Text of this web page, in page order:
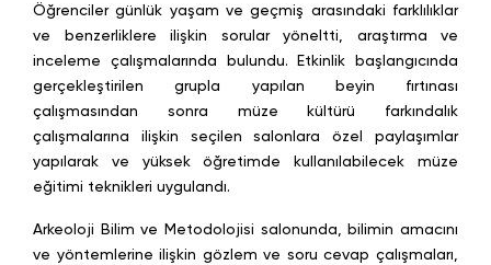
Öğrenciler günlük yaşam ve geçmiş arasındaki farklılıklar
ve benzerliklere ilişkin sorular yöneltti, araştırma ve
inceleme çalışmalarında bulundu. Etkinlik başlangıcında
gerçekleştirilen grupla yapılan beyin fırtınası
çalışmasından sonra müze kültürü farkındalık
çalışmalarına ilişkin seçilen salonlara özel paylaşımlar
yapılarak ve yüksek öğretimde kullanılabilecek müze
eğitimi teknikleri uygulandı.
Arkeoloji Bilim ve Metodolojisi salonunda, bilimin amacını
ve yöntemlerine ilişkin gözlem ve soru cevap çalışmaları,